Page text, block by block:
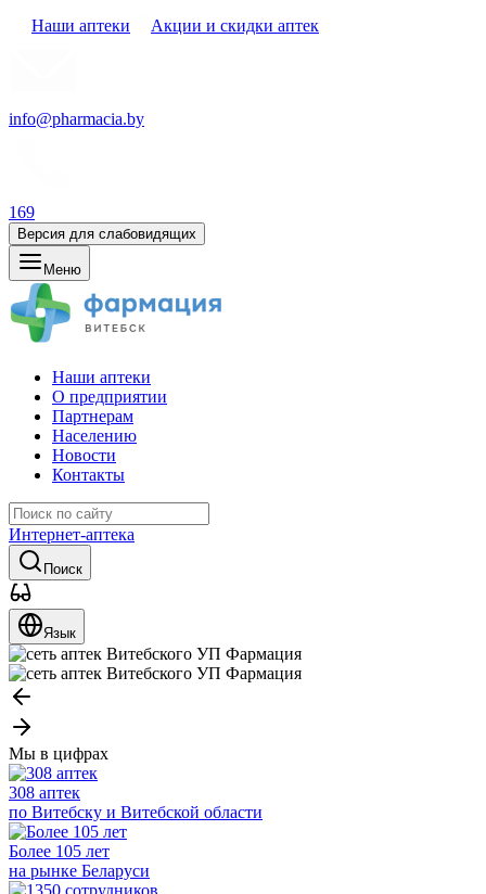
Наши аптеки Акции и скидки аптек
info@pharmacia.by
169
Версия для слабовидящих
Меню
Наши аптеки
О предприятии
Партнерам
Населению
Новости
Контакты
Интернет-аптека
Поиск
Язык
Мы в цифрах
308 аптек
по Витебску и Витебской области
Более 105 лет
на рынке Беларуси